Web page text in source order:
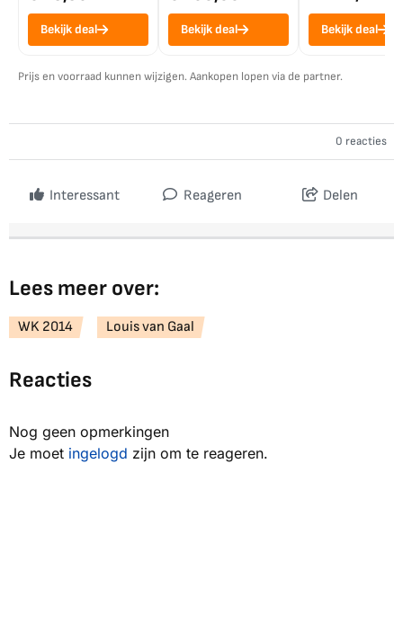
Bekijk deal Bekijk deal Bekijk deal
Prijs en voorraad kunnen wijzigen. Aankopen lopen via de partner.
0 reacties
Interessant Reageren Delen
Lees meer over:
WK 2014 Louis van Gaal
Reacties
Nog geen opmerkingen
Je moet ingelogd zijn om te reageren.